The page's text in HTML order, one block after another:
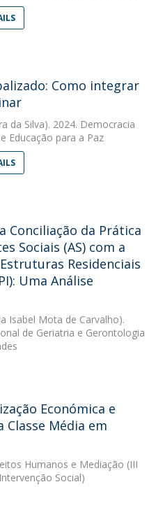
Como integrar
da Silva). 2024. Democracia
Educação para a Paz
Conciliação da Prática
Sociais (AS) com a
Residenciais
Uma Análise
Isabel Mota de Carvalho).
de Geriatria e Gerontologia
Económica e
Classe Média em
Humanos e Mediação (III
Social)